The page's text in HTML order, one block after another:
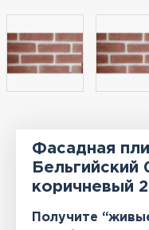
Фасадная
Бельгийский
коричневый
Получите